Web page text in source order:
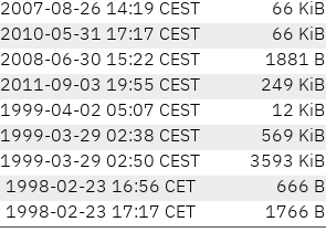
2007-08-26 14:19 CEST
66 KiB
2010-05-31 17:17 CEST
66 KiB
2008-06-30 15:22 CEST
1881 B
2011-09-03 19:55 CEST
249 KiB
1999-04-02 05:07 CEST
12 KiB
1999-03-29 02:38 CEST
569 KiB
1999-03-29 02:50 CEST
3593 KiB
1998-02-23 16:56 CET
666 B
1998-02-23 17:17 CET 1766 B